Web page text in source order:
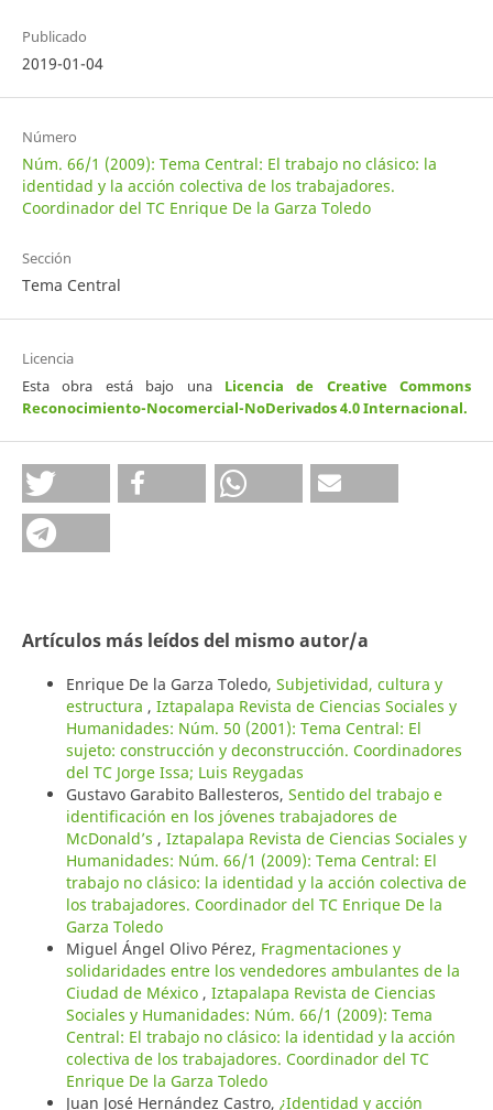
Publicado
2019-01-04
Número
Núm. 66/1 (2009): Tema Central: El trabajo no clásico: la
identidad y la acción colectiva de los trabajadores.
Coordinador del TC Enrique De la Garza Toledo
Sección
Tema Central
Licencia
Esta obra está bajo una Licencia de Creative Commons
Reconocimiento-Nocomercial-NoDerivados 4.0 Internacional.
Artículos más leídos del mismo autor/a
Enrique De la Garza Toledo, Subjetividad, cultura y
estructura , Iztapalapa Revista de Ciencias Sociales y
Humanidades: Núm. 50 (2001): Tema Central: El
sujeto: construcción y deconstrucción. Coordinadores
del TC Jorge Issa; Luis Reygadas
Gustavo Garabito Ballesteros, Sentido del trabajo e
identificación en los jóvenes trabajadores de
McDonald’s , Iztapalapa Revista de Ciencias Sociales y
Humanidades: Núm. 66/1 (2009): Tema Central: El
trabajo no clásico: la identidad y la acción colectiva de
los trabajadores. Coordinador del TC Enrique De la
Garza Toledo
Miguel Ángel Olivo Pérez, Fragmentaciones y
solidaridades entre los vendedores ambulantes de la
Ciudad de México , Iztapalapa Revista de Ciencias
Sociales y Humanidades: Núm. 66/1 (2009): Tema
Central: El trabajo no clásico: la identidad y la acción
colectiva de los trabajadores. Coordinador del TC
Enrique De la Garza Toledo
Juan José Hernández Castro, ¿Identidad y acción